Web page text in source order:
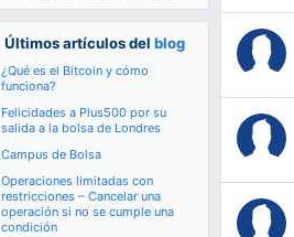
Últimos artículos delblog
¿Qué es el Bitcoin y cómo
funciona?
Felicidades a Plus500 por su
salida a la bolsa de Londres
Campus de Bolsa
Operaciones limitadas con
restricciones – Cancelar una
operación si no se cumple una
condición